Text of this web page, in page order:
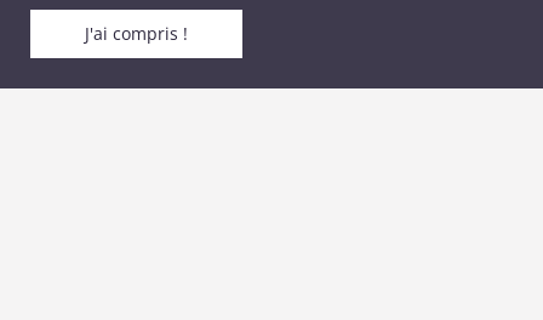
J'ai compris !